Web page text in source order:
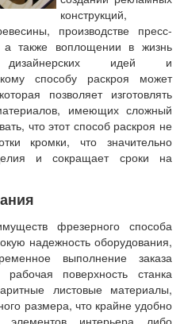
конструкций,
производстве пресс-
также воплощении в жизнь
идей и
способу раскроя может
позволяет изготовлять
имеющих сложный
что этот способ раскроя не
кромки, что значительно
и сокращает сроки на
фрезерного способа
надежность оборудования,
выполнение заказа
поверхность станка
листовые материалы,
размера, что крайне удобно
элементов интерьера либо